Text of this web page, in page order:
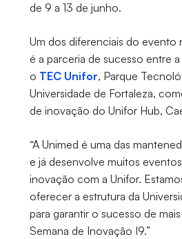
de 9 a 13 de junho.
Um dos diferenciais do evento
é a parceria de sucesso entre
o TEC Unifor, Parque
Universidade de Fortaleza,
de inovação do Unifor Hub,
“A Unimed é uma das
e já desenvolve muitos
inovação com a Unifor.
oferecer a estrutura da
para garantir o sucesso de
Semana de Inovação I9.”